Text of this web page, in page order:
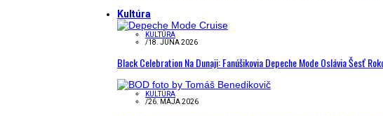
Kultúra
KULTÚRA
/18. JÚNA 2026
Black Celebration Na Dunaji: Fanúšikovia Depeche Mode Oslávia Šesť
KULTÚRA
/26. MÁJA 2026